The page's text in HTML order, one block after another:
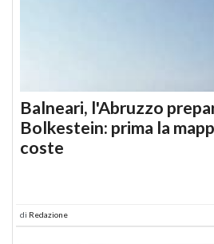
Balneari, l'Abruzzo
Bolkestein: prima la
coste
di Redazione